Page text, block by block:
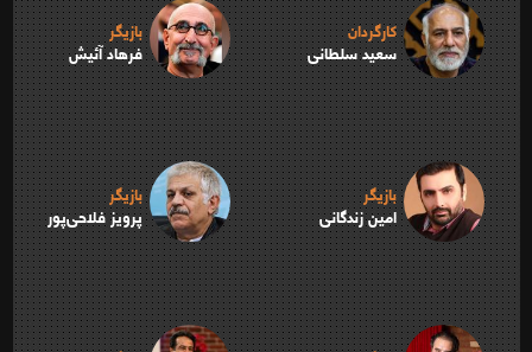
کارگردان
سعید سلطانی
بازیگر
فرهاد آئیش
بازیگر
امین زندگانی
بازیگر
پرویز فلاحی‌پور